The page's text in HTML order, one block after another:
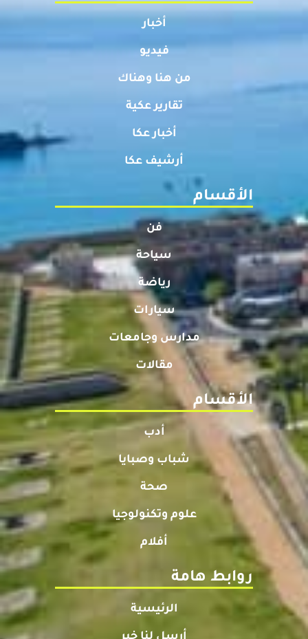
أخبار
فيديو
من هنا وهناك
تقارير عكية
أخبار عكا
أرشيف عكا
الأقسام
فن
سياحة
رياضة
سيارات
مدارس وجامعات
مقالات
الأقسام
أدب
شباب وصبايا
صحة
علوم وتكنولوجيا
أفلام
روابط هامة
الرئيسية